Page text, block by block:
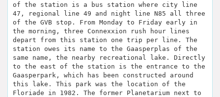
of the station is a bus station where city line
47, regional line 49 and night line N85 all three
of the GVB stop. From Monday to Friday early in
the morning, three Connexxion rush hour lines
depart from this station one trip per line. The
station owes its name to the Gaasperplas of the
same name, the nearby recreational lake. Directly
to the east of the station is the entrance to the
Gaasperpark, which has been constructed around
this lake. This park was the location of the
Floriade in 1982. The former Planetarium next to